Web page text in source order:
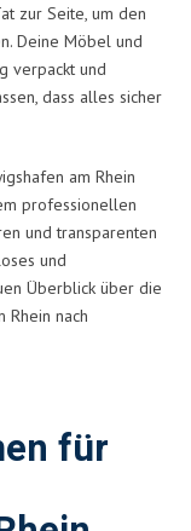
zur Seite, um den
Deine Möbel und
verpackt und
dass alles sicher
am Rhein
professionellen
und transparenten
und
Überblick über die
Rhein nach
für